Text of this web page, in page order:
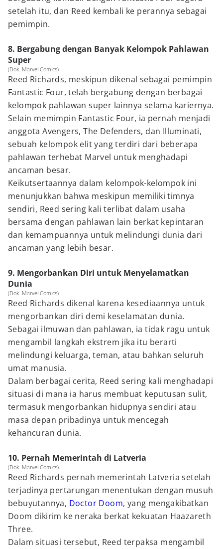
setelah itu, dan Reed kembali ke perannya sebagai
pemimpin.
8. Bergabung dengan Banyak Kelompok Pahlawan
Super
(Dok. Marvel Comics)
Reed Richards, meskipun dikenal sebagai pemimpin
Fantastic Four, telah bergabung dengan berbagai
kelompok pahlawan super lainnya selama kariernya.
Selain memimpin Fantastic Four, ia pernah menjadi
anggota Avengers, The Defenders, dan Illuminati,
sebuah kelompok elit yang terdiri dari beberapa
pahlawan terhebat Marvel untuk menghadapi
ancaman besar.
Keikutsertaannya dalam kelompok-kelompok ini
menunjukkan bahwa meskipun memiliki timnya
sendiri, Reed sering kali terlibat dalam usaha
bersama dengan pahlawan lain berkat kepintaran
dan kemampuannya untuk melindungi dunia dari
ancaman yang lebih besar.
9. Mengorbankan Diri untuk Menyelamatkan
Dunia
(Dok. Marvel Comics)
Reed Richards dikenal karena kesediaannya untuk
mengorbankan diri demi keselamatan dunia.
Sebagai ilmuwan dan pahlawan, ia tidak ragu untuk
mengambil langkah ekstrem jika itu berarti
melindungi keluarga, teman, atau bahkan seluruh
umat manusia.
Dalam berbagai cerita, Reed sering kali menghadapi
situasi di mana ia harus membuat keputusan sulit,
termasuk mengorbankan hidupnya sendiri atau
masa depan pribadinya untuk mencegah
kehancuran dunia.
10. Pernah Memerintah di Latveria
(Dok. Marvel Comics)
Reed Richards pernah memerintah Latveria setelah
terjadinya pertarungan menentukan dengan musuh
bebuyutannya, Doctor Doom, yang mengakibatkan
Doom dikirim ke neraka berkat kekuatan Haazareth
Three.
Dalam situasi tersebut, Reed terpaksa mengambil